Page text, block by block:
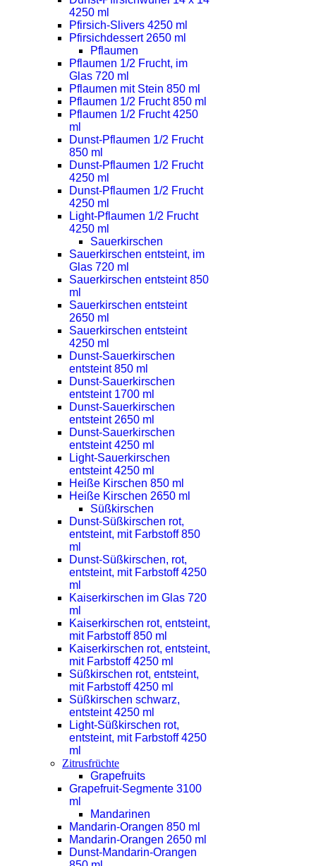
4250 ml
Pfirsich-Slivers 4250 ml
Pfirsichdessert 2650 ml
Pflaumen
Pflaumen 1/2 Frucht, im
Glas 720 ml
Pflaumen mit Stein 850 ml
Pflaumen 1/2 Frucht 850 ml
Pflaumen 1/2 Frucht 4250
ml
Dunst-Pflaumen 1/2 Frucht
850 ml
Dunst-Pflaumen 1/2 Frucht
4250 ml
Dunst-Pflaumen 1/2 Frucht
4250 ml
Light-Pflaumen 1/2 Frucht
4250 ml
Sauerkirschen
Sauerkirschen entsteint, im
Glas 720 ml
Sauerkirschen entsteint 850
ml
Sauerkirschen entsteint
2650 ml
Sauerkirschen entsteint
4250 ml
Dunst-Sauerkirschen
entsteint 850 ml
Dunst-Sauerkirschen
entsteint 1700 ml
Dunst-Sauerkirschen
entsteint 2650 ml
Dunst-Sauerkirschen
entsteint 4250 ml
Light-Sauerkirschen
entsteint 4250 ml
Heiße Kirschen 850 ml
Heiße Kirschen 2650 ml
Süßkirschen
Dunst-Süßkirschen rot,
entsteint, mit Farbstoff 850
ml
Dunst-Süßkirschen, rot,
entsteint, mit Farbstoff 4250
ml
Kaiserkirschen im Glas 720
ml
Kaiserkirschen rot, entsteint,
mit Farbstoff 850 ml
Kaiserkirschen rot, entsteint,
mit Farbstoff 4250 ml
Süßkirschen rot, entsteint,
mit Farbstoff 4250 ml
Süßkirschen schwarz,
entsteint 4250 ml
Light-Süßkirschen rot,
entsteint, mit Farbstoff 4250
ml
Zitrusfrüchte
Grapefruits
Grapefruit-Segmente 3100
ml
Mandarinen
Mandarin-Orangen 850 ml
Mandarin-Orangen 2650 ml
Dunst-Mandarin-Orangen